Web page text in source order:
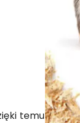
temu